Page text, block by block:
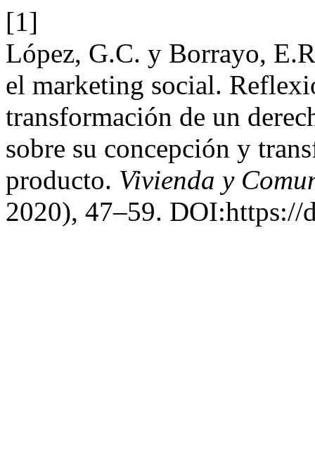
[1]
López, G.C. y Borrayo,
el marketing social.
transformación de un
sobre su concepción y
producto. Vivienda y
2020), 47–59.